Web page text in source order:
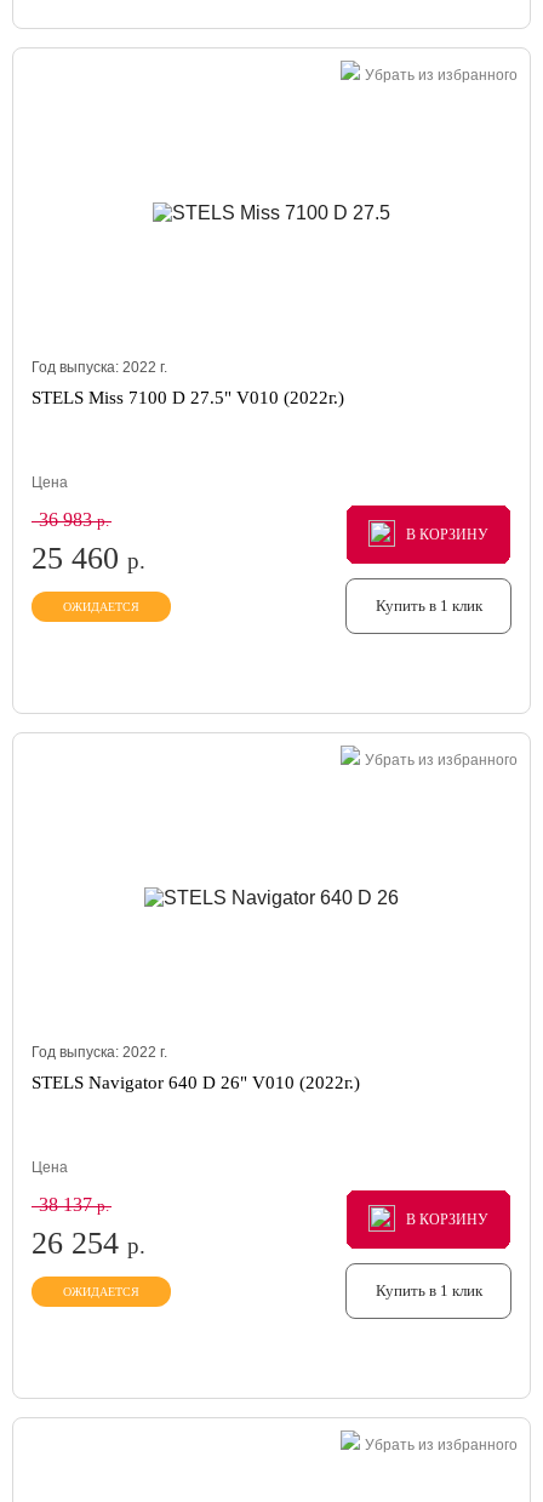
Убрать из избранного
Год выпуска: 2022 г.
STELS Miss 7100 D 27.5" V010 (2022г.)
Цена
36 983р.
25 460 р.
ОЖИДАЕТСЯ
В КОРЗИНУ
В КОРЗИНУ
В КОРЗИНУ
Купить в 1 клик
Убрать из избранного
Год выпуска: 2022 г.
STELS Navigator 640 D 26" V010 (2022г.)
Цена
38 137р.
26 254 р.
ОЖИДАЕТСЯ
В КОРЗИНУ
В КОРЗИНУ
В КОРЗИНУ
Купить в 1 клик
Убрать из избранного